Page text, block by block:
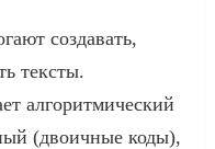
создавать,
тексты.
алгоритмический
(двоичные коды),